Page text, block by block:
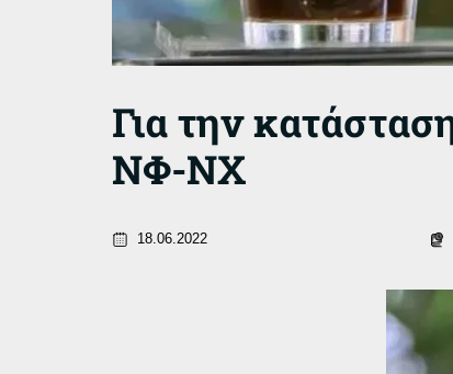
Για την
ΝΦ-ΝΧ
18.06.2022